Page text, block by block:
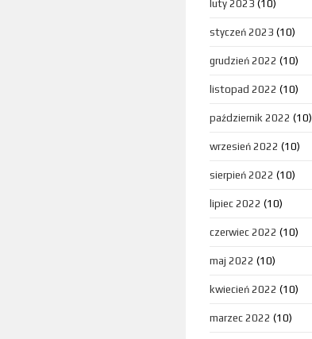
luty 2023 (10)
styczeń 2023 (10)
grudzień 2022 (10)
listopad 2022 (10)
październik 2022 (10)
wrzesień 2022 (10)
sierpień 2022 (10)
lipiec 2022 (10)
czerwiec 2022 (10)
maj 2022 (10)
kwiecień 2022 (10)
marzec 2022 (10)